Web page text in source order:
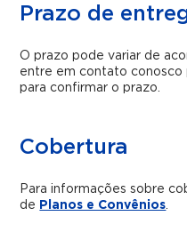
Prazo de
O prazo pode variar de
entre em contato conosco
para confirmar o prazo.
Cobertura
Para informações sobre
de Planos e Convênios.